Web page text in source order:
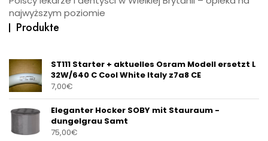
najwyższym poziomie
Produkte
ST111 Starter + aktuelles Osram Modell ersetzt L
32W/640 C Cool White Italy z7a8 CE
7,00€
Eleganter Hocker SOBY mit Stauraum -
dungelgrau Samt
75,00€